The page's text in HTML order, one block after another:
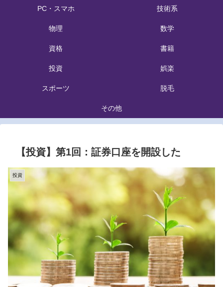
PC・スマホ 技術系
物理 数学
資格 書籍
投資 娯楽
スポーツ 脱毛
その他
【投資】第1回：証券口座を開設した
投資